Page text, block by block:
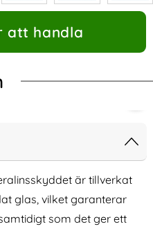
att handla
är tillverkat
glas, vilket garanterar
som det ger ett